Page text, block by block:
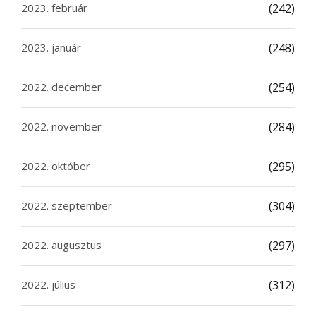
2023. február (242)
2023. január (248)
2022. december (254)
2022. november (284)
2022. október (295)
2022. szeptember (304)
2022. augusztus (297)
2022. július (312)